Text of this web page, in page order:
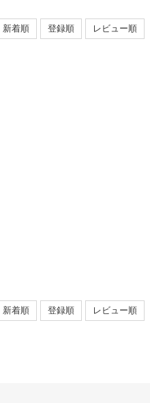
新着順 登録順 レビュー順
新着順 登録順 レビュー順